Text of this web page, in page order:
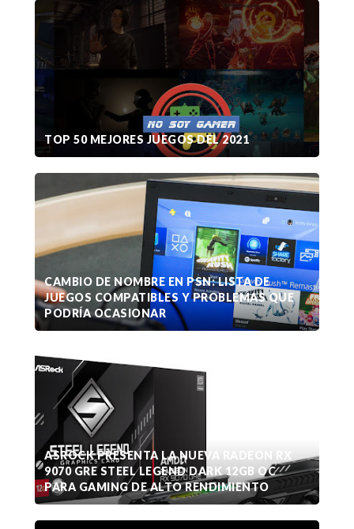
TOP 50 MEJORES JUEGOS DEL 2021
CAMBIO DE NOMBRE EN PSN: LISTA DE
JUEGOS COMPATIBLES Y PROBLEMAS QUE
PODRÍA OCASIONAR
ASROCK PRESENTA LA NUEVA RADEON RX
9070 GRE STEEL LEGEND DARK 12GB OC
PARA GAMING DE ALTO RENDIMIENTO